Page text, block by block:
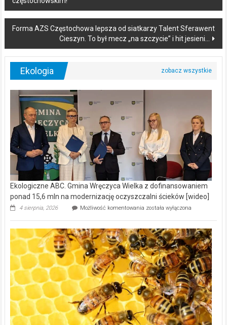
navigation
Forma AZS Częstochowa lepsza od siatkarzy Talent Sferawent
Cieszyn. To był mecz „na szczycie” i hit jesieni…
Ekologia
Ekologiczne ABC. Gmina Wręczyca Wielka z dofinansowaniem
ponad 15,6 mln na modernizację oczyszczalni ścieków [wideo]
4 sierpnia, 2026 Możliwość komentowania Ekologiczne
Wręczyca
Wielka
z
dofinansowaniem
ponad
15,6
mln
na
modernizację
oczyszczalni
ścieków
[wideo]
została wyłączona